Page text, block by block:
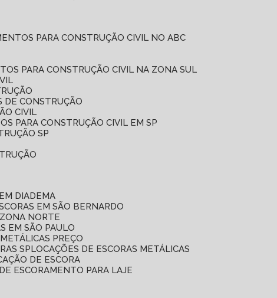
PARA CONSTRUÇÃO CIVIL NO ABC
PARA CONSTRUÇÃO CIVIL NA ZONA SUL
DE CONSTRUÇÃO
CIVIL
PARA CONSTRUÇÃO CIVIL EM SP
SP
DIADEMA
EM SÃO BERNARDO
ZONA NORTE
EM SÃO PAULO
PREÇO
SP LOCAÇÕES DE ESCORAS METÁLICAS
DE ESCORA
DE ESCORAMENTO PARA LAJE